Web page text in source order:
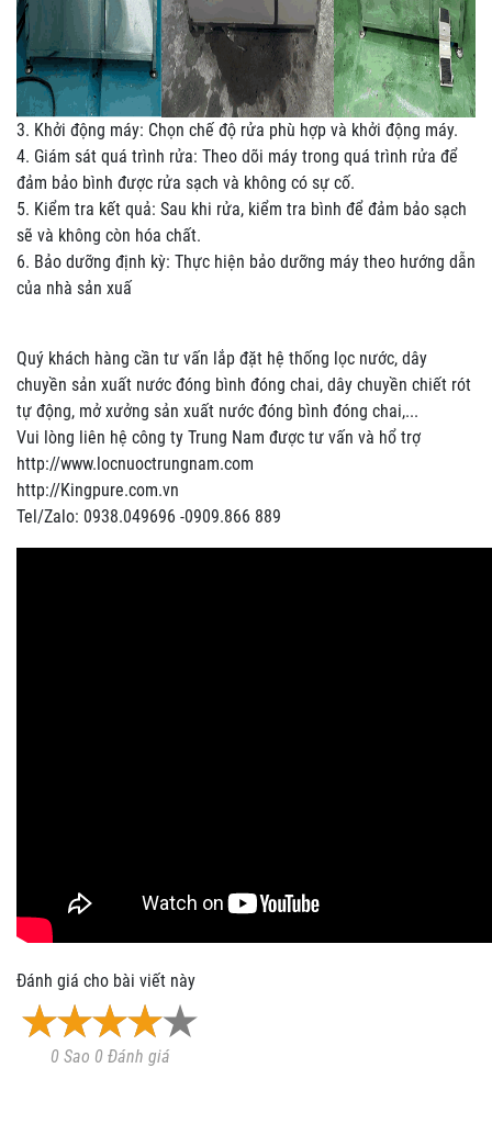
3. Khởi động máy: Chọn chế độ rửa phù hợp và khởi động máy.
4. Giám sát quá trình rửa: Theo dõi máy trong quá trình rửa để
đảm bảo bình được rửa sạch và không có sự cố.
5. Kiểm tra kết quả: Sau khi rửa, kiểm tra bình để đảm bảo sạch
sẽ và không còn hóa chất.
6. Bảo dưỡng định kỳ: Thực hiện bảo dưỡng máy theo hướng dẫn
của nhà sản xuấ
Quý khách hàng cần tư vấn lắp đặt hệ thống lọc nước, dây
chuyền sản xuất nước đóng bình đóng chai, dây chuyền chiết rót
tự động, mở xưởng sản xuất nước đóng bình đóng chai,...
Vui lòng liên hệ công ty Trung Nam được tư vấn và hổ trợ
http://www.locnuoctrungnam.com
http://Kingpure.com.vn
Tel/Zalo: 0938.049696 -0909.866 889
Đánh giá cho bài viết này
0 Sao 0 Đánh giá